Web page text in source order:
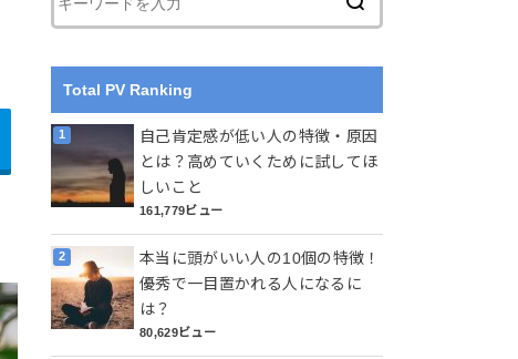
Total PV Ranking
自己肯定感が低い人の特徴・原因
とは？高めていくために試してほ
しいこと
161,779ビュー
本当に頭がいい人の10個の特徴！
優秀で一目置かれる人になるに
は？
80,629ビュー